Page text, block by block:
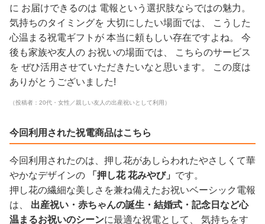
に お届けできるのは 電報という選択肢ならではの魅力。
気持ちのタイミングを 大切にしたい場面では、 こうした
心温まる祝電ギフトが 本当に頼もしい存在ですよね。 今
後も家族や友人の お祝いの場面では、 こちらのサービス
を ぜひ活用させていただきたいなと思います。 この度は
ありがとうございました!
（投稿者：20代・女性／親しい友人の出産祝いとして利用）
今回利用された祝電商品はこちら
今回利用されたのは、押し花があしらわれたやさしくて華
やかなデザインの
「押し花 花みやび」 です。
押し花の繊細な美しさを兼ね備えたお祝いベーシック電報
は、 出産祝い・赤ちゃんの誕生・結婚式・記念日など心
温まるお祝いのシーンに最適な祝電として、 気持ちをす